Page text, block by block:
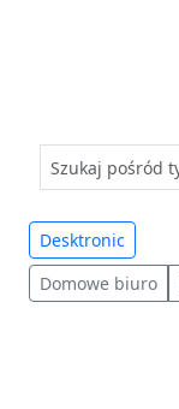
Desktronic
Domowe biuro